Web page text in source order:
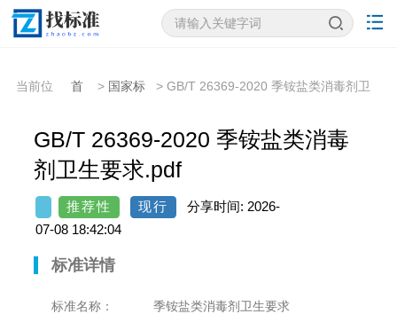
当前位
首
> 国家标
> GB/T 26369-2020 季铵盐类消毒剂卫
GB/T 26369-2020 季铵盐类消毒
剂卫生要求.pdf
推荐性 现行
分享时间: 2026-
07-08 18:42:04
标准详情
标准名称： 季铵盐类消毒剂卫生要求